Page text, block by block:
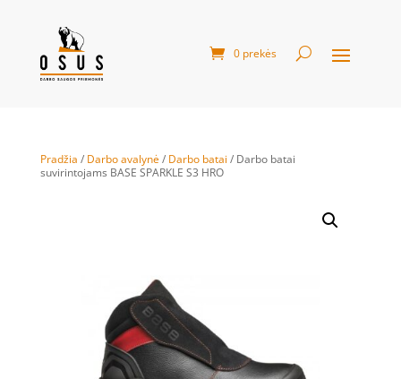
0 prekės
Pradžia / Darbo avalynė/ Darbo batai / Darbo batai
suvirintojams BASE SPARKLE S3 HRO